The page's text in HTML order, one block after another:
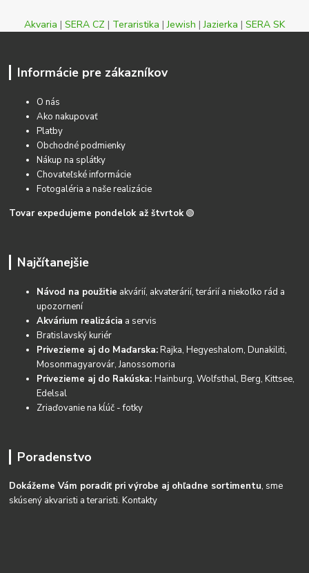
Akvaria | SERA CZ | Teraristika |Jewish |Jazierka | SERA SK
Informácie pre zákazníkov
O nás
Ako nakupovať
Platby
Obchodné podmienky
Nákup na splátky
Chovateľské informácie
Fotogaléria a naše realizácie
Tovar expedujeme pondelok až štvrtok 🟢
Najčítanejšie
Návod na použitie akvárií, akvaterárií, terárií a niekoľko rád a
upozornení
Akvárium realizácia a servis
Bratislavský kuriér
Privezieme aj do Maďarska:Rajka, Hegyeshalom, Dunakiliti,
Mosonmagyarovár, Janossomoria
Privezieme aj do Rakúska:Hainburg, Wolfsthal, Berg, Kittsee,
Edelsal
Zriaďovanie na kĺúč - fotky
Poradenstvo
Dokážeme Vám poradiť pri výrobe aj ohľadne sortimentu, sme
skúsený akvaristi a teraristi.Kontakty